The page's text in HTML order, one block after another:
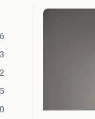
6
2
0